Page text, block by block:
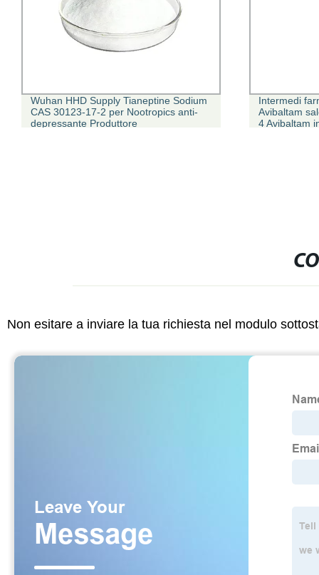
Wuhan HHD Supply Tianeptine Sodium
CAS 30123-17-2 per Nootropics anti-
depressante Produttore
Intermedi
Avibaltam
4 Avibaltam
Non esitare a inviare la tua richiesta nel modulo